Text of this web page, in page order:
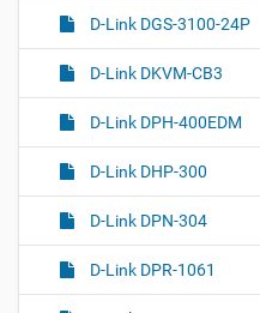
D-Link DGS-3100-24P
D-Link DKVM-CB3
D-Link DPH-400EDM
D-Link DHP-300
D-Link DPN-304
D-Link DPR-1061